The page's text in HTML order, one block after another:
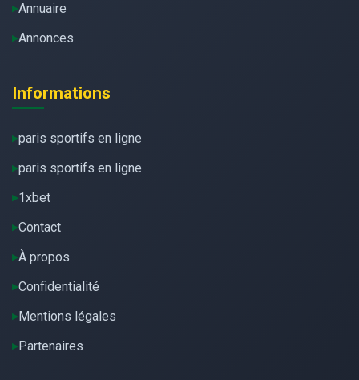
Annuaire
Annonces
Informations
paris sportifs en ligne
paris sportifs en ligne
1xbet
Contact
À propos
Confidentialité
Mentions légales
Partenaires